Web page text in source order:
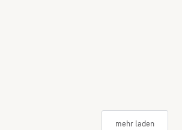
mehr laden